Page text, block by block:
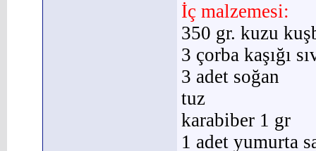
İç malzemesi:
350 gr. kuzu
3 çorba kaşığı
3 adet soğan
tuz
karabiber 1 gr
1 adet yumurta